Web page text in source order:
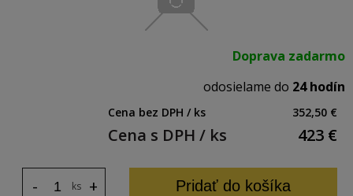
Doprava zadarmo
odosielame do 24 hodín
Cena bez DPH / ks 352,50 €
Cena s DPH / ks 423 €
ks +
- Pridať do košíka